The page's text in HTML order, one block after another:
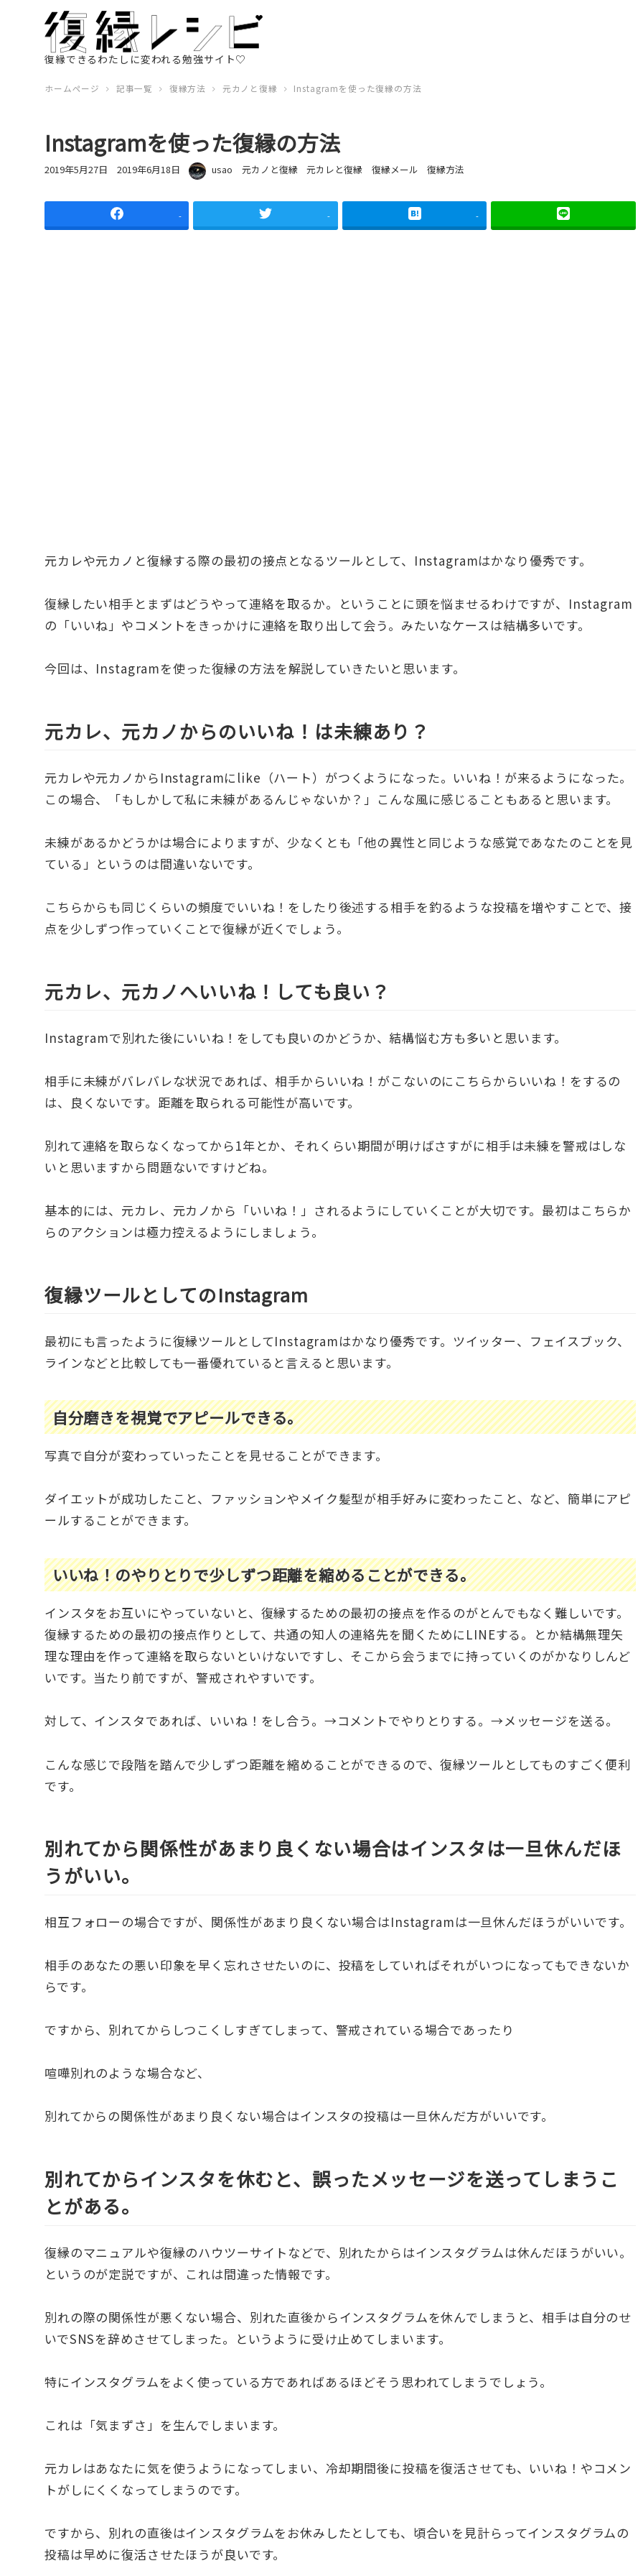
復縁できるわたしに変われる勉強サイト♡
ホームページ 記事一覧 復縁方法 元カノと復縁 Instagramを使った復縁の方法
Instagramを使った復縁の方法
投稿日
2019年5月27日 更新日
2019年6月18日 著者 usao カテゴリー
元カノと復縁 カテゴリー
元カレと復縁 カテゴリー
復縁メール カテゴリー
復縁方法
- - -
元カレや元カノと復縁する際の最初の接点となるツールとして、Instagramはかなり優秀です。
復縁したい相手とまずはどうやって連絡を取るか。ということに頭を悩ませるわけですが、Instagram
の「いいね」やコメントをきっかけに連絡を取り出して会う。みたいなケースは結構多いです。
今回は、Instagramを使った復縁の方法を解説していきたいと思います。
元カレ、元カノからのいいね！は未練あり？
元カレや元カノからInstagramにlike（ハート）がつくようになった。いいね！が来るようになった。
この場合、「もしかして私に未練があるんじゃないか？」こんな風に感じることもあると思います。
未練があるかどうかは場合によりますが、少なくとも「他の異性と同じような感覚であなたのことを見
ている」というのは間違いないです。
こちらからも同じくらいの頻度でいいね！をしたり後述する相手を釣るような投稿を増やすことで、接
点を少しずつ作っていくことで復縁が近くでしょう。
元カレ、元カノへいいね！しても良い？
Instagramで別れた後にいいね！をしても良いのかどうか、結構悩む方も多いと思います。
相手に未練がバレバレな状況であれば、相手からいいね！がこないのにこちらからいいね！をするの
は、良くないです。距離を取られる可能性が高いです。
別れて連絡を取らなくなってから1年とか、それくらい期間が明けばさすがに相手は未練を警戒はしな
いと思いますから問題ないですけどね。
基本的には、元カレ、元カノから「いいね！」されるようにしていくことが大切です。最初はこちらか
らのアクションは極力控えるようにしましょう。
復縁ツールとしてのInstagram
最初にも言ったように復縁ツールとしてInstagramはかなり優秀です。ツイッター、フェイスブック、
ラインなどと比較しても一番優れていると言えると思います。
自分磨きを視覚でアピールできる。
写真で自分が変わっていったことを見せることができます。
ダイエットが成功したこと、ファッションやメイク髪型が相手好みに変わったこと、など、簡単にアピ
ールすることができます。
いいね！のやりとりで少しずつ距離を縮めることができる。
インスタをお互いにやっていないと、復縁するための最初の接点を作るのがとんでもなく難しいです。
復縁するための最初の接点作りとして、共通の知人の連絡先を聞くためにLINEする。とか結構無理矢
理な理由を作って連絡を取らないといけないですし、そこから会うまでに持っていくのがかなりしんど
いです。当たり前ですが、警戒されやすいです。
対して、インスタであれば、いいね！をし合う。→コメントでやりとりする。→メッセージを送る。
こんな感じで段階を踏んで少しずつ距離を縮めることができるので、復縁ツールとしてものすごく便利
です。
別れてから関係性があまり良くない場合はインスタは一旦休んだほ
うがいい。
相互フォローの場合ですが、関係性があまり良くない場合はInstagramは一旦休んだほうがいいです。
相手のあなたの悪い印象を早く忘れさせたいのに、投稿をしていればそれがいつになってもできないか
らです。
ですから、別れてからしつこくしすぎてしまって、警戒されている場合であったり
喧嘩別れのような場合など、
別れてからの関係性があまり良くない場合はインスタの投稿は一旦休んだ方がいいです。
別れてからインスタを休むと、誤ったメッセージを送ってしまうこ
とがある。
復縁のマニュアルや復縁のハウツーサイトなどで、別れたからはインスタグラムは休んだほうがいい。
というのが定説ですが、これは間違った情報です。
別れの際の関係性が悪くない場合、別れた直後からインスタグラムを休んでしまうと、相手は自分のせ
いでSNSを辞めさせてしまった。というように受け止めてしまいます。
特にインスタグラムをよく使っている方であればあるほどそう思われてしまうでしょう。
これは「気まずさ」を生んでしまいます。
元カレはあなたに気を使うようになってしまい、冷却期間後に投稿を復活させても、いいね！やコメン
トがしにくくなってしまうのです。
ですから、別れの直後はインスタグラムをお休みしたとしても、頃合いを見計らってインスタグラムの
投稿は早めに復活させたほうが良いです。